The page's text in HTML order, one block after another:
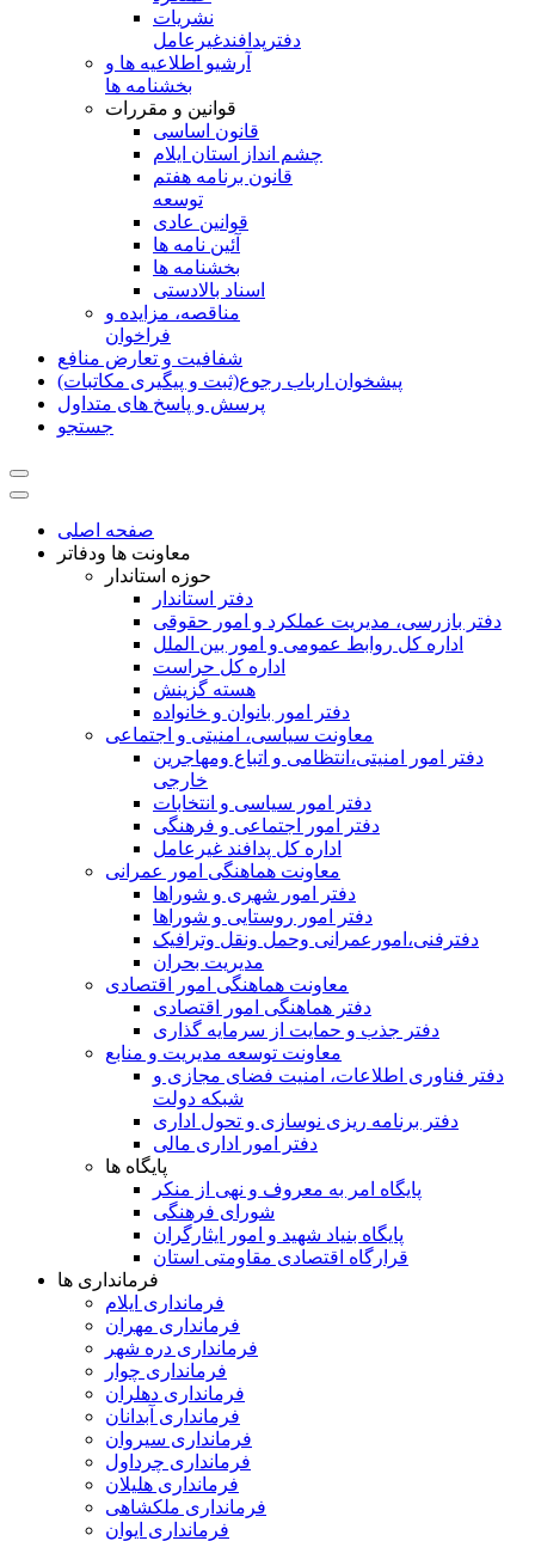
نشريات
دفترپدافندغيرعامل
آرشیو اطلاعیه ها و
بخشنامه ها
قوانین و مقررات
قانون اساسی
چشم انداز استان ایلام
قانون برنامه هفتم
توسعه
قوانین عادی
آئین نامه ها
بخشنامه ها
اسناد بالادستی
مناقصه، مزایده و
فراخوان
شفافیت و تعارض منافع
پیشخوان ارباب رجوع(ثبت و پیگیری مکاتبات)
پرسش و پاسخ های متداول
جستجو
صفحه اصلی
معاونت ها ودفاتر
حوزه استاندار
دفتر استاندار
دفتر بازرسی، مدیریت عملکرد و امور حقوقی
اداره کل روابط عمومی و امور بین الملل
اداره کل حراست
هسته گزینش
دفتر امور بانوان و خانواده
معاونت سیاسی، امنیتی و اجتماعی
دفتر امور امنيتی،انتظامی و اتباع ومهاجرین
خارجی
دفتر امور سیاسی و انتخابات
دفتر امور اجتماعی و فرهنگی
اداره کل پدافند غیرعامل
معاونت هماهنگی امور عمرانی
دفتر امور شهری و شوراها
دفتر امور روستایی و شوراها
دفترفنی،امورعمرانی وحمل ونقل وترافيک
مدیریت بحران
معاونت هماهنگی امور اقتصادی
دفتر هماهنگی امور اقتصادی
دفتر جذب و حمایت از سرمایه گذاری
معاونت توسعه مدیریت و منابع
دفتر فناوری اطلاعات، امنیت فضای مجازی و
شبکه دولت
دفتر برنامه ریزی نوسازی و تحول اداری
دفتر امور اداری مالی
پایگاه ها
پایگاه امر به معروف و نهی از منکر
شورای فرهنگی
پایگاه بنیاد شهید و امور ایثارگران
قرارگاه اقتصادی مقاومتی استان
فرمانداری ها
فرمانداری ایلام
فرمانداری مهران
فرمانداری دره شهر
فرمانداری چوار
فرمانداری دهلران
فرمانداری آبدانان
فرمانداری سیروان
فرمانداری چرداول
فرمانداری هلیلان
فرمانداری ملکشاهی
فرمانداری ایوان